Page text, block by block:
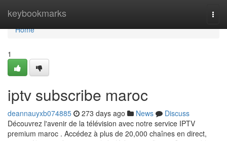
keybookmarks
Home
Home
1
iptv subscribe maroc
deannauyxb074885 273 days ago News
Discuss
Découvrez l'avenir de la télévision avec notre service IPTV
premium maroc . Accédez à plus de 20,000 chaînes en direct,